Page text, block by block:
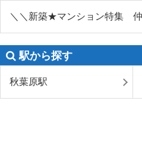
＼＼新築★マンション特集 仲
駅から探す
秋葉原駅